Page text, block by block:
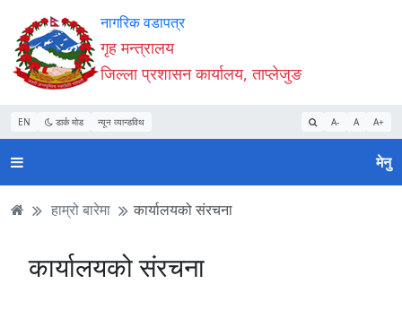
Accessibility
Mode
सुरु
गर्नुहोस्
सामाग्री
पढ्नुहाेस्
नेभिगेसन
पढ्नुहाेस्
वेबसाइट
खोजमा
जानुहोस्
नागरिक वडापत्र
गृह मन्त्रालय
जिल्ला प्रशासन कार्यालय, ताप्लेजुङ
EN डार्क मोड न्यून व्यान्डविथ A- A A+
मेनु
हाम्रो बारेमा कार्यालयको संरचना
कार्यालयको संरचना